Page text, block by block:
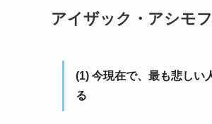
アイザック・アシモ
(1) 今現在で、最も悲しい
る